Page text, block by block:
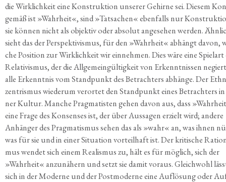
die Wirk­lich­keit eine Kon­struk­ti­on unse­rer Gehir­ne sei. Die­sem
gemäß ist »Wahr­heit«, sind »Tat­sa­chen« eben­falls nur
sie kön­nen nicht als objek­tiv oder abso­lut ange­se­hen wer­den.
sieht das der Per­spek­ti­vis­mus, für den »Wahr­heit« abhängt davon,
che Posi­ti­on zur Wirk­lich­keit wir ein­neh­men. Dies wäre eine Spiel­art
Rela­ti­vis­mus, der die All­ge­mein­gül­tig­keit von Erkennt­nis­sen
alle Erkennt­nis vom Stand­punkt des Betrach­ters abhän­ge. Der
zen­tris­mus wie­der­um ver­or­tet den Stand­punkt eines Betrach­ters
ner Kul­tur. Man­che Prag­ma­tis­ten gehen davon aus, dass
eine Fra­ge des Kon­sen­ses ist, der über Aus­sa­gen erzielt wird; ande­re
Anhän­ger des Prag­ma­tis­mus sehen das als »wahr« an, was ihnen
was für sie und in einer Situa­ti­on vor­teil­haft ist. Der kri­ti­sche
mus wen­det sich einem Rea­lis­mus zu, hält es für mög­lich, sich der
»Wahr­heit« anzu­nä­hern und setzt sie damit vor­aus. Gleich­wohl
sich in der Moder­ne und der Post­mo­der­ne eine Auf­lö­sung oder